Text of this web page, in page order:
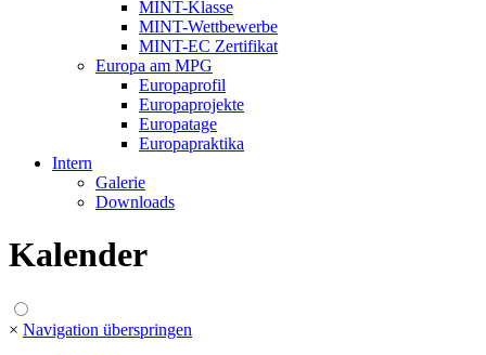
MINT-Klasse
MINT-Wettbewerbe
MINT-EC Zertifikat
Europa am MPG
Europaprofil
Europaprojekte
Europatage
Europapraktika
Intern
Galerie
Downloads
Kalender
× Navigation überspringen